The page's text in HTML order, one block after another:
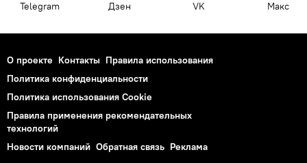
Telegram Дзен VK Макс
О проекте Контакты Правила использования
Политика конфиденциальности
Политика использования Cookie
Правила применения рекомендательных
технологий
Новости компаний Обратная связь Реклама